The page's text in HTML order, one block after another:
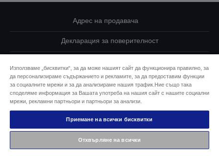
Адрес на продавача
Декларация за поверителност
Свържете се с нас за Вашите данни
Информация за бисквитките
Ангажимент за достъпност на Epson
© 2026 Seiko Epson
Използваме „бисквитки“, за да може нашият сайт да функционира правилно, за
да персонализираме съдържанието и рекламите, за да предоставим функции
за социалните мрежи и за да анализираме нашия трафик.Ние също така
споделяме информация за Вашата употреба на нашия сайт с нашите социални
мрежи, рекламни партньори и партньори за анализи.
Приемане на всички бисквитки
Отхвърляне на всички